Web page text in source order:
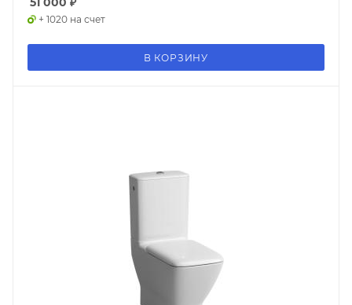
+ 1020 на счет
В КОРЗИНУ